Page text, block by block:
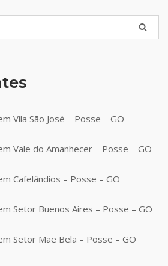
Vila São José – Posse – GO
Vale do Amanhecer – Posse – GO
Cafelândios – Posse – GO
Setor Buenos Aires – Posse – GO
Setor Mãe Bela – Posse – GO